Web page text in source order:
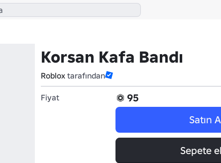
Korsan Kafa Bandı
Roblox tarafından
Fiyat
95
Satın
Sepete